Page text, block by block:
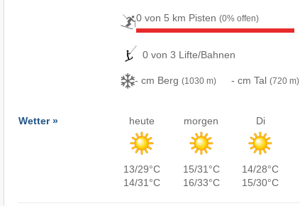
0 von 5 km Pisten(0% offen)
0 von 3 Lifte/Bahnen
- cm Berg(1030 m) - cm Tal(720 m)
Wetter » heute
13/29°C
14/31°C
morgen
15/31°C
16/33°C
Di
14/28°C
15/30°C